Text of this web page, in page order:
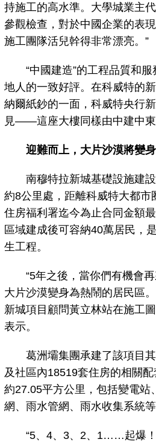
持施工的高水準。大學城業主
參觀檢查，對於中國企業的表
施工團隊活兒幹得非常漂亮。”
“中國建造”的工程品質和服
地人的一致好評。在科威特的
納爾紙鈔的一面，科威特央行
見——這座大樓同樣由中建中東
迎難而上，大片沙漠將變
南穆特拉新城基礎設施建設
約8公里處，距離科威特大都市
住房福利署迄今為止合同金額
區域建成後可容納40萬居民，
生工程。
“5年之後，當你們有機會再
大片沙漠變身為熱鬧的居民區
新城項目顧問黃立林站在施工
表示。
葛洲壩集團承建了該項目其
及社區內18519套住房的相關
約27.05平方公里，包括變電站
網、雨水管網、雨水收集系統等
“5、4、3、2、1……起爆！”